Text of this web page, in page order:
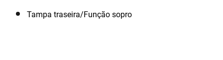
Tampa traseira/Função sopro